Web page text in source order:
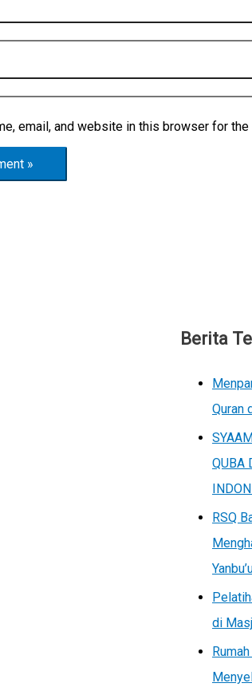
email, and website in this browser for
Berita
Quran
QUBA
RSQ
di